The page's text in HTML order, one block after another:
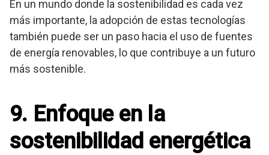
En un mundo donde la sostenibilidad es cada vez
más importante, la adopción de estas tecnologías
también puede ser un paso hacia el uso de fuentes
de energía renovables, lo que contribuye a un futuro
más sostenible.
9. Enfoque en la
sostenibilidad energética